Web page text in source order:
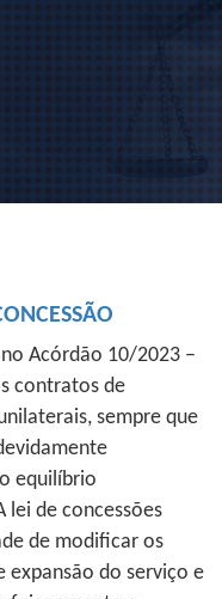
Acórdão 10/2023 –
contratos de
sempre que
equilíbrio
de concessões
de modificar os
do serviço e